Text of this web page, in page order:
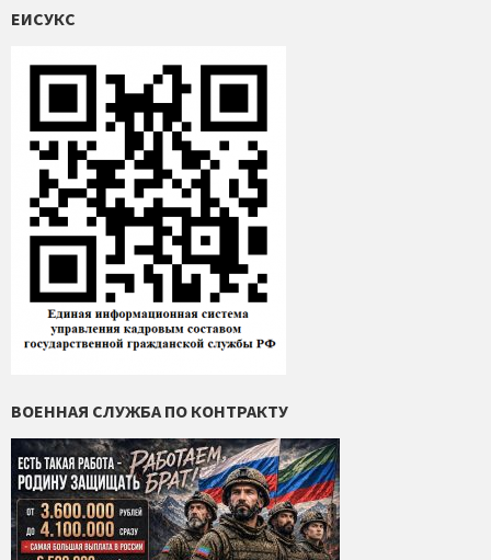
ЕИСУКС
ВОЕННАЯ СЛУЖБА ПО КОНТРАКТУ